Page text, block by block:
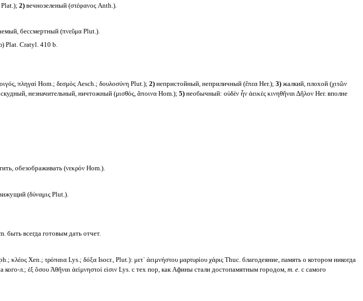
2)вечнозеленый (στέφανος Anth.).
бессмертный (πνεῦμα Plut.).
Plat. Cratyl. 410 b.
πληγαί Hom.; δεσμός Aesch.; δουλοσύνη Plut.); 2)непристойный, неприличный (ἔπεα Her.); 3)жалкий, плохой (χιτῶν
незначительный, ничтожный (μισθός, ἄποινα Hom.); 5)необычный: οὐδὲν ἦν ἀεικὲς κινηθῆναι Δῆλον Her. вполне
обезображивать (νεκρόν Hom.).
(δύναμις Plut.).
быть всегда готовым дать отчет.
Xen.; τρόπαια Lys.; δόξα Isocr., Plut.): μετ᾽ ἀειμνήστου μαρτυρίου χάρις Thuc. благодеяние, память о котором никогда
кого-л.; ἐξ ὅσου Ἀθῆναι ἀείμνηστοί εἰσιν Lys. с тех пор, как Афины стали достопамятным городом, т. е. с самого